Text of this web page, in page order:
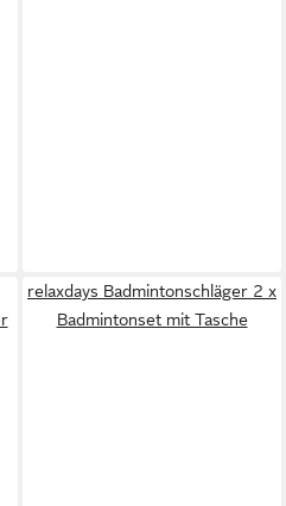
relaxdays Badmintonschläger 2 x
Badmintonset mit Tasche